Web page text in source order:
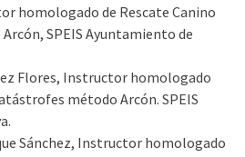
homologado de Rescate Canino
SPEIS Ayuntamiento de
Flores, Instructor homologado
método Arcón. SPEIS
Sánchez, Instructor homologado